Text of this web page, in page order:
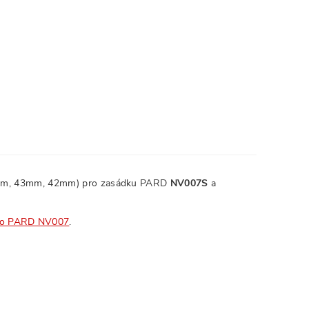
43mm, 42mm) pro zasádku PARD NV007S a
PARD NV007.